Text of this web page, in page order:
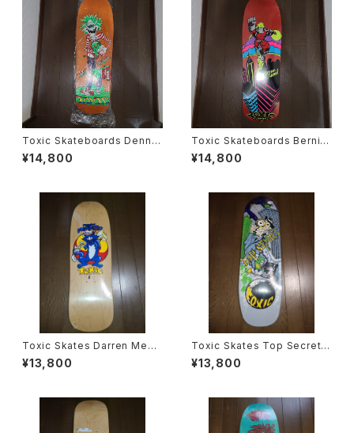
Toxic Skateboards Denny
Riordon スケートボード デッキ
¥14,800
Toxic Skateboards Bernie
O'Dowd スケートボード デッキ
¥14,800
Toxic Skates Darren Mend
itto スケートボード デッキ
¥13,800
Toxic Skates Top Secret B
ullet スケートボード デッキ
¥13,800